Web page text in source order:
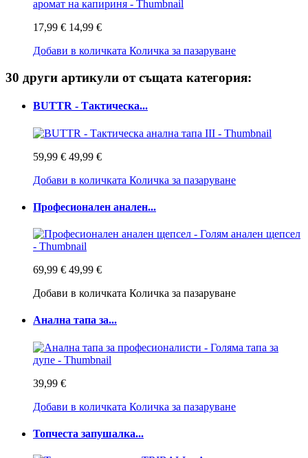
17,99 € 14,99 €
Добави в количката Количка за пазаруване
30 други артикули от същата категория:
BUTTR - Тактическа...
59,99 € 49,99 €
Добави в количката Количка за пазаруване
Професионален анален...
69,99 € 49,99 €
Добави в количката Количка за пазаруване
Анална тапа за...
39,99 €
Добави в количката Количка за пазаруване
Топчеста запушалка...